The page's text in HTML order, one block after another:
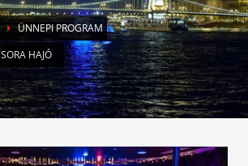
ÜNNEPI PROGRAM
HAJÓ